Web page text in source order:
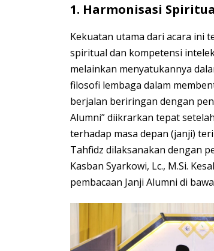
1. Harmonisasi
Kekuatan utama dari acara ini
spiritual dan kompetensi
melainkan menyatukannya
filosofi lembaga dalam
berjalan beriringan dengan
Alumni” diikrarkan tepat
terhadap masa depan (janji)
Tahfidz dilaksanakan dengan
Kasban Syarkowi, Lc., M.Si.
pembacaan Janji Alumni di